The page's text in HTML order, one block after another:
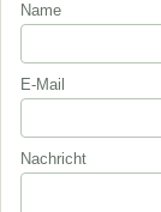
Name
E-Mail
Nachricht